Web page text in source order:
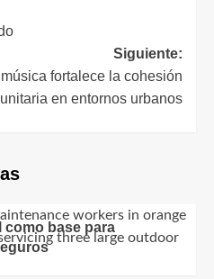
Siguiente:
fortalece la cohesión
en entornos urbanos
base para